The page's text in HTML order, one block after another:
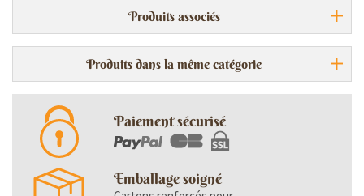
Produits associés
Produits dans la même catégorie
Paiement sécurisé
Emballage soigné